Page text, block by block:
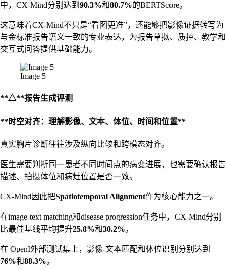
中，CX-Mind分别达到 90.3%和80.7%的BERTScore。
这意味着CX-Mind不只是“看图更准”，还能够把影像证据转写为
与金标准报告语义一致的专业表达，为报告草拟、质控、教学和
交互式问答提供基础能力。
Image 5
**△**报告生成评测
**时空对齐：理解影像、文本、体位、时间和位置**
真实胸片诊断往往涉及纵向比较和跨模态对齐。
医生需要判断同一患者不同时间点的病变进展，也需要确认报告
描述、拍摄体位和病灶位置是否一致。
CX-Mind因此把Spatiotemporal Alignment作为核心能力之一。
在image-text matching和disease progression任务中，CX-Mind分别
比最佳基线平均提升25.8%和30.2%。
在 OpenI外部测试集上，影像-文本匹配和体位识别分别达到
76%和88.3%。